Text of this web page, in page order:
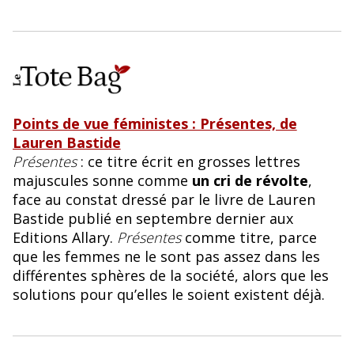
Points de vue féministes : Présentes, de
Lauren Bastide
Présentes: ce titre écrit en grosses lettres
majuscules sonne comme un cri de révolte,
face au constat dressé par le livre de Lauren
Bastide publié en septembre dernier aux
Editions Allary. Présentescomme titre, parce
que les femmes ne le sont pas assez dans les
différentes sphères de la société, alors que les
solutions pour qu’elles le soient existent déjà.